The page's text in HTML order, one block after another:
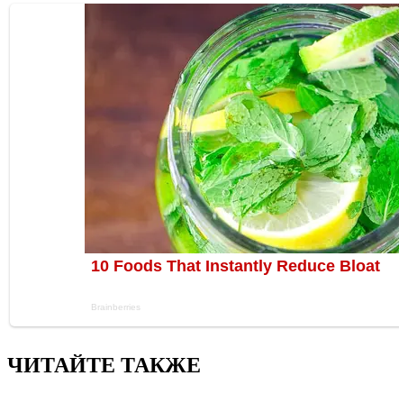
ЧИТАЙТЕ ТАКЖЕ